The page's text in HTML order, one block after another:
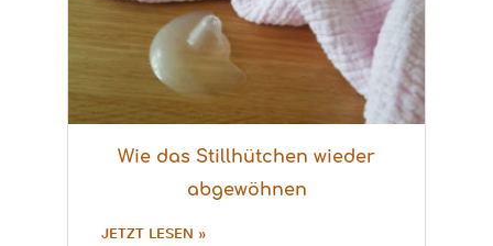
Wie das Stillhütchen wieder
abgewöhnen
JETZT LESEN »